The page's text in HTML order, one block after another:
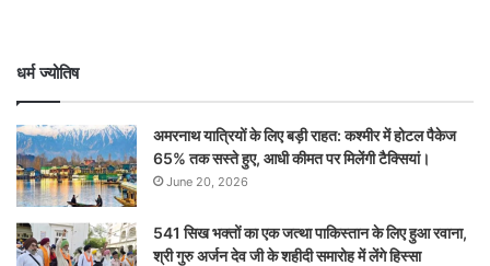
धर्म ज्योतिष
अमरनाथ यात्रियों के लिए बड़ी राहत: कश्मीर में होटल पैकेज
65% तक सस्ते हुए, आधी कीमत पर मिलेंगी टैक्सियां।
June 20, 2026
541 सिख भक्तों का एक जत्था पाकिस्तान के लिए हुआ रवाना,
श्री गुरु अर्जन देव जी के शहीदी समारोह में लेंगे हिस्सा